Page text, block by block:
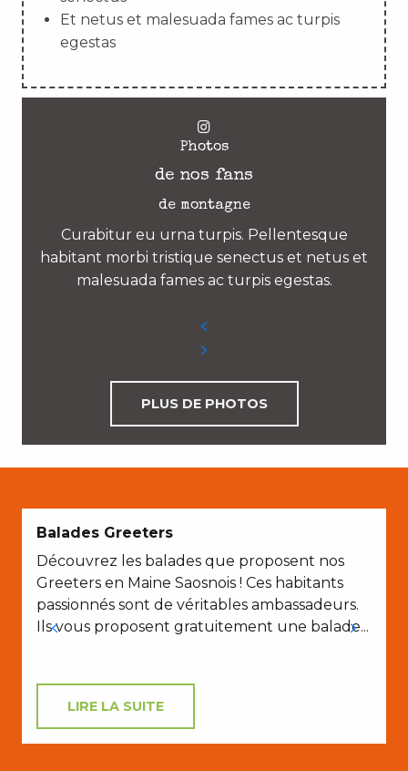
Et netus et malesuada fames ac turpis
egestas
Photos
de nos fans
de montagne
Curabitur eu urna turpis. Pellentesque
habitant morbi tristique senectus et netus et
malesuada fames ac turpis egestas.
PLUS DE PHOTOS
Balades Greeters
Découvrez les balades que proposent nos
Greeters en Maine Saosnois ! Ces habitants
passionnés sont de véritables ambassadeurs.
Ils vous proposent gratuitement une balade...
LIRE LA SUITE